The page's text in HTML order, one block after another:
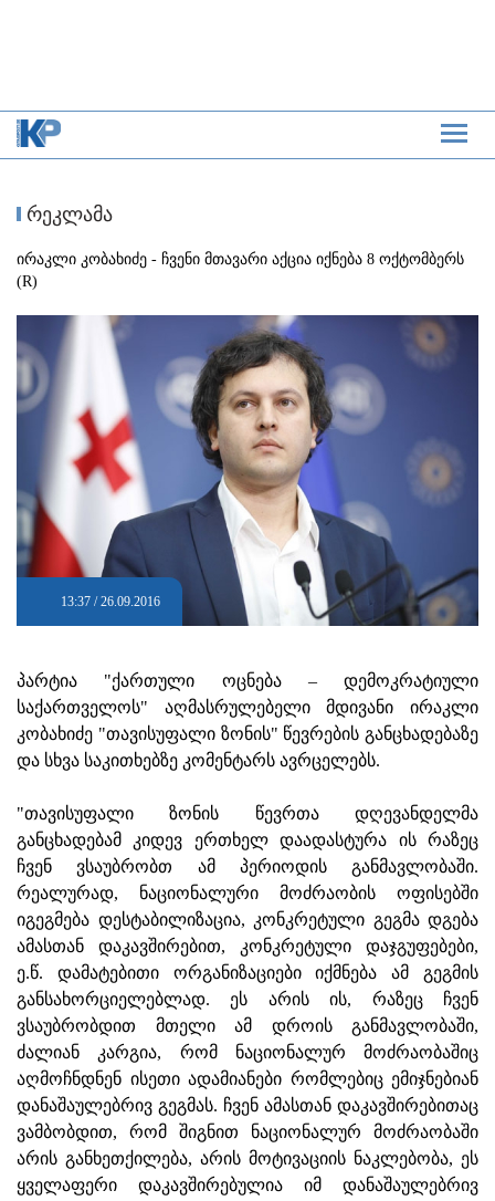
რეკლამა
ირაკლი კობახიძე - ჩვენი მთავარი აქცია იქნება 8 ოქტომბერს
(R)
13:37 / 26.09.2016
პარტია "ქართული ოცნება – დემოკრატიული
საქართველოს" აღმასრულებელი მდივანი ირაკლი
კობახიძე "თავისუფალი ზონის" წევრების განცხადებაზე
და სხვა საკითხებზე კომენტარს ავრცელებს.
"თავისუფალი ზონის წევრთა დღევანდელმა
განცხადებამ კიდევ ერთხელ დაადასტურა ის რაზეც
ჩვენ ვსაუბრობთ ამ პერიოდის განმავლობაში.
რეალურად, ნაციონალური მოძრაობის ოფისებში
იგეგმება დესტაბილიზაცია, კონკრეტული გეგმა დგება
ამასთან დაკავშირებით, კონკრეტული დაჯგუფებები,
ე.წ. დამატებითი ორგანიზაციები იქმნება ამ გეგმის
განსახორციელებლად. ეს არის ის, რაზეც ჩვენ
ვსაუბრობდით მთელი ამ დროის განმავლობაში,
ძალიან კარგია, რომ ნაციონალურ მოძრაობაშიც
აღმოჩნდნენ ისეთი ადამიანები რომლებიც ემიჯნებიან
დანაშაულებრივ გეგმას. ჩვენ ამასთან დაკავშირებითაც
ვამბობდით, რომ შიგნით ნაციონალურ მოძრაობაში
არის განხეთქილება, არის მოტივაციის ნაკლებობა, ეს
ყველაფერი დაკავშირებულია იმ დანაშაულებრივ